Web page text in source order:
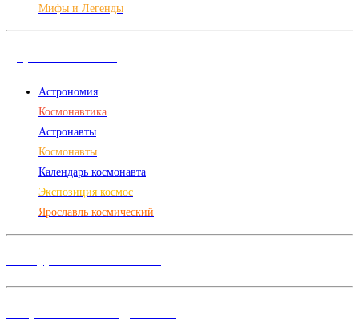
Мифы и Легенды
Астрономия
Космонавтика
Астронавты
Космонавты
Календарь космонавта
Экспозиция космос
Ярославль космический